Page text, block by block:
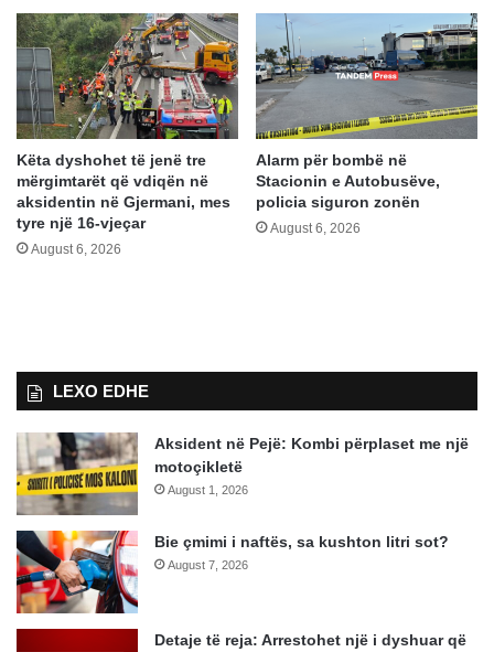
Këta dyshohet të jenë tre
mërgimtarët që vdiqën në
aksidentin në Gjermani, mes
tyre një 16-vjeçar
August 6, 2026
Alarm për bombë në
Stacionin e Autobusëve,
policia siguron zonën
August 6, 2026
LEXO EDHE
Aksident në Pejë: Kombi përplaset me një
motoçikletë
August 1, 2026
Bie çmimi i naftës, sa kushton litri sot?
August 7, 2026
Detaje të reja: Arrestohet një i dyshuar që